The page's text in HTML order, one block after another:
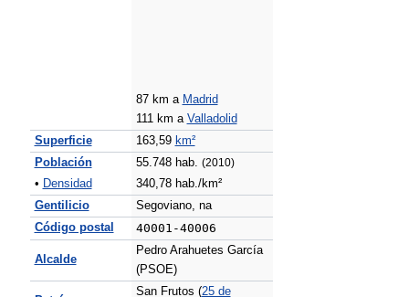
87 km a Madrid
111 km a Valladolid
Superficie
163,59 km²
Población
55.748 hab. (2010)
• Densidad
340,78 hab./km²
Gentilicio
Segoviano, na
Código postal
40001-40006
Alcalde
Pedro Arahuetes García
(PSOE)
San Frutos (25 de